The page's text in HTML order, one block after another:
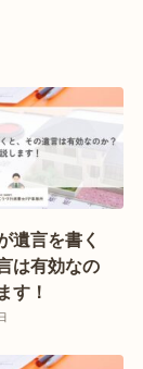
遺言を書く
は有効なの
す！